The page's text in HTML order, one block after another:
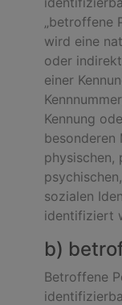
„betroffene
wird eine
oder
einer
Kennung
besonderen
physischen,
sozialen
identifiziert
b)
Betroffene